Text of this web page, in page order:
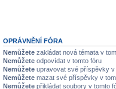
OPRÁVNĚNÍ FÓRA
Nemůžete zakládat nová témata v
Nemůžete odpovídat v tomto fóru
Nemůžete upravovat své příspěvky v
Nemůžete mazat své příspěvky v
Nemůžete přikládat soubory v tomto